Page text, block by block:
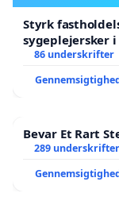
Styrk
sygeplejersker
86 underskrifter
Bevar Et Rart
289 underskrifter